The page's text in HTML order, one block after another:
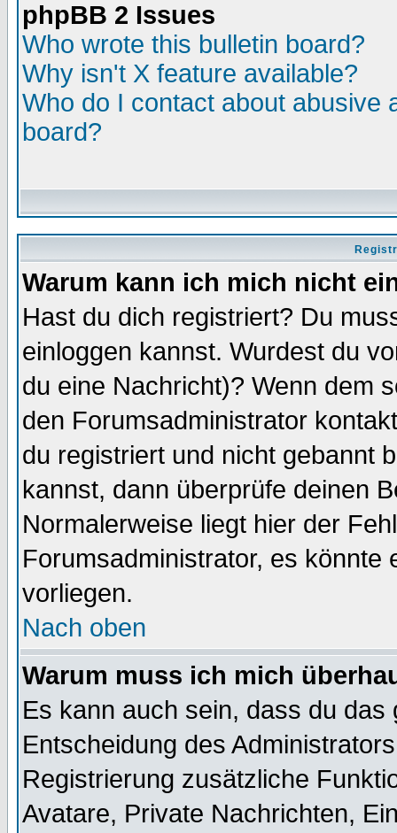
phpBB 2 Issues
Who wrote this bulletin board?
Why isn't X feature available?
Who do I contact about abusive
board?
Warum kann ich mich nicht
Hast du dich registriert? Du
einloggen kannst. Wurdest du
du eine Nachricht)? Wenn dem
den Forumsadministrator
du registriert und nicht gebannt
kannst, dann überprüfe deinen
Normalerweise liegt hier der
Forumsadministrator, es könnte
vorliegen.
Nach oben
Warum muss ich mich
Es kann auch sein, dass du
Entscheidung des
Registrierung zusätzliche
Avatare, Private Nachrichten,